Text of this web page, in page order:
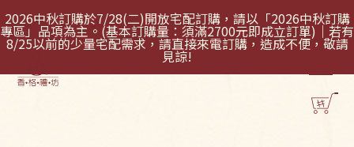
2026中秋訂購於7/28(二)開放宅配訂購，請以「2026中秋訂購
專區」品項為主。(基本訂購量：須滿2700元即成立訂單)｜若有
8/25以前的少量宅配需求，請直接來電訂購，造成不便，敬請
見諒!